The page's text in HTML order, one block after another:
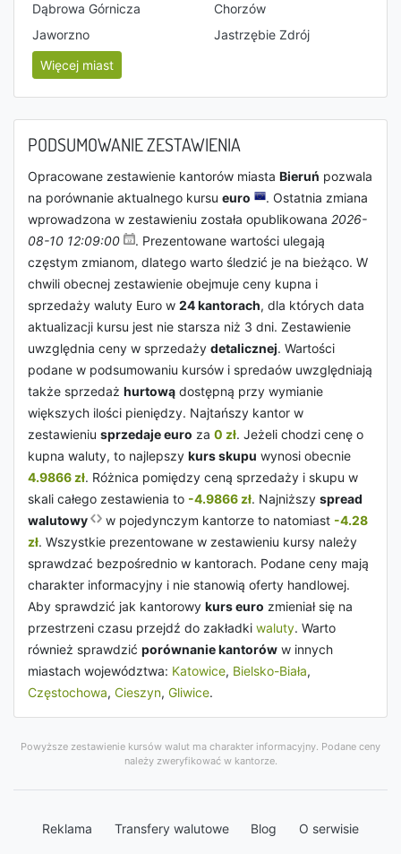
Dąbrowa Górnicza
Chorzów
Jaworzno
Jastrzębie Zdrój
Więcej miast
PODSUMOWANIE ZESTAWIENIA
Opracowane zestawienie kantorów miasta Bieruń pozwala
na porównanie aktualnego kursu euro
. Ostatnia zmiana
wprowadzona w zestawieniu została opublikowana 2026-
08-10 12:09:00
. Prezentowane wartości ulegają
częstym zmianom, dlatego warto śledzić je na bieżąco. W
chwili obecnej zestawienie obejmuje ceny kupna i
sprzedaży waluty Euro w 24 kantorach, dla których data
aktualizacji kursu jest nie starsza niż 3 dni. Zestawienie
uwzględnia ceny w sprzedaży detalicznej. Wartości
podane w podsumowaniu kursów i spredaów uwzględniają
także sprzedaż hurtową dostępną przy wymianie
większych ilości pieniędzy. Najtańszy kantor w
zestawieniu sprzedaje euro za 0 zł. Jeżeli chodzi cenę o
kupna waluty, to najlepszy kurs skupu wynosi obecnie
4.9866 zł. Różnica pomiędzy ceną sprzedaży i skupu w
skali całego zestawienia to -4.9866 zł. Najniższy spread
walutowy
w pojedynczym kantorze to natomiast -4.28
zł. Wszystkie prezentowane w zestawieniu kursy należy
sprawdzać bezpośrednio w kantorach. Podane ceny mają
charakter informacyjny i nie stanowią oferty handlowej.
Aby sprawdzić jak kantorowy kurs euro zmieniał się na
przestrzeni czasu przejdź do zakładki waluty. Warto
również sprawdzić porównanie kantorów w innych
miastach województwa: Katowice, Bielsko-Biała,
Częstochowa, Cieszyn, Gliwice.
Powyższe zestawienie kursów walut ma charakter informacyjny. Podane ceny
należy zweryfikować w kantorze.
Reklama Transfery walutowe Blog O serwisie